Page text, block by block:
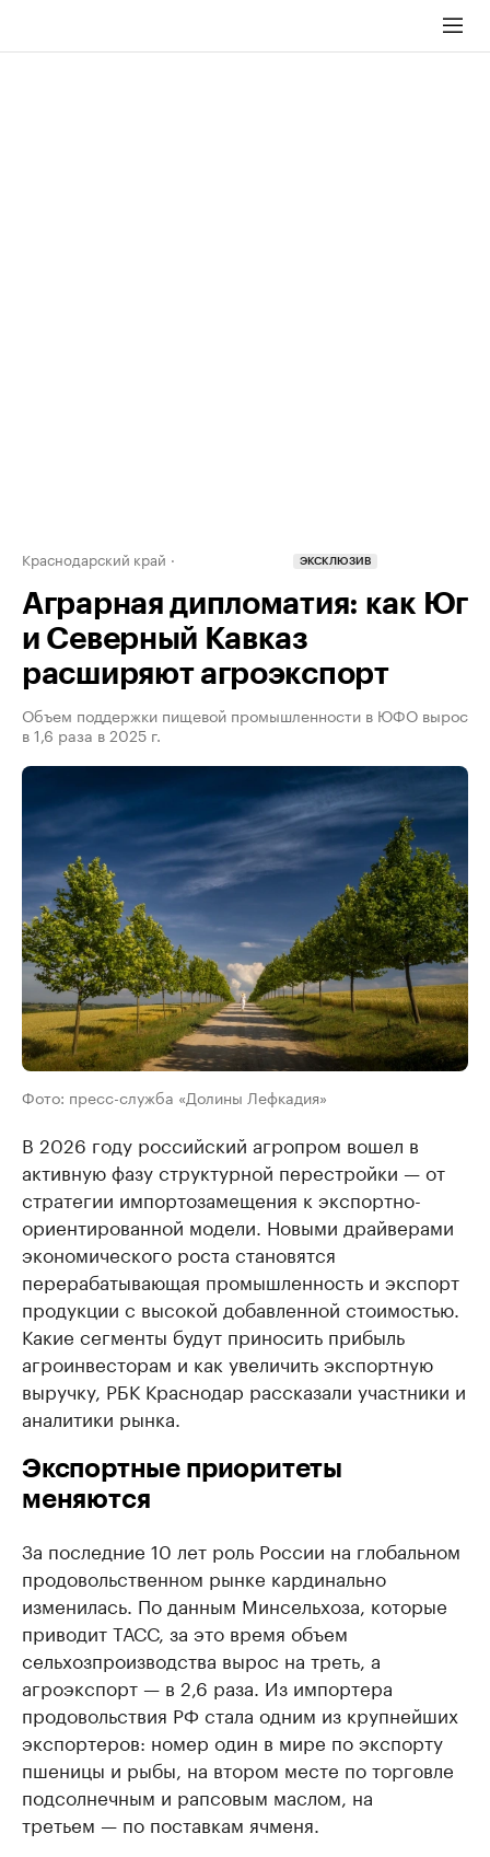
Краснодарский край ЭКСКЛЮЗИВ
Аграрная дипломатия: как Юг
и Северный Кавказ
расширяют агроэкспорт
Объем поддержки пищевой промышленности в ЮФО вырос
в 1,6 раза в 2025 г.
Фото: пресс-служба «Долины Лефкадия»
В 2026 году российский агропром вошел в
активную фазу структурной перестройки — от
стратегии импортозамещения к экспортно-
ориентированной модели. Новыми драйверами
экономического роста становятся
перерабатывающая промышленность и экспорт
продукции с высокой добавленной стоимостью.
Какие сегменты будут приносить прибыль
агроинвесторам и как увеличить экспортную
выручку, РБК Краснодар рассказали участники и
аналитики рынка.
Экспортные приоритеты
меняются
За последние 10 лет роль России на глобальном
продовольственном рынке кардинально
изменилась. По данным Минсельхоза, которые
приводит ТАСС, за это время объем
сельхозпроизводства вырос на треть, а
агроэкспорт — в 2,6 раза. Из импортера
продовольствия РФ стала одним из крупнейших
экспортеров: номер один в мире по экспорту
пшеницы и рыбы, на втором месте по торговле
подсолнечным и рапсовым маслом, на
третьем — по поставкам ячменя.